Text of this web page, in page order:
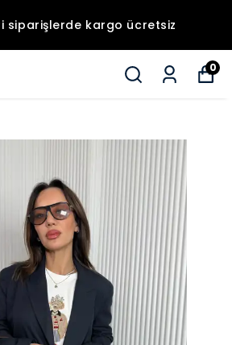
siparişlerde kargo ücretsiz
0